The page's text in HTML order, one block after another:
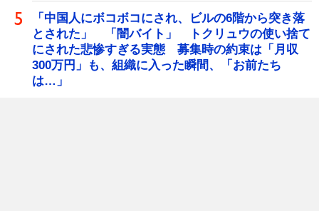
「中国人にボコボコにされ、ビルの6階から突き落
とされた」 「闇バイト」 トクリュウの使い捨て
にされた悲惨すぎる実態 募集時の約束は「月収
300万円」も、組織に入った瞬間、「お前たち
は…」